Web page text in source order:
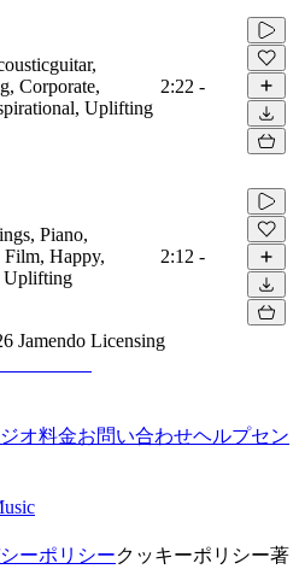
Corporate,
Uplifting
2:22 -
Piano,
Film, Happy,
Uplifting
2:12 -
Jamendo Licensing
オ料金お問い合わせヘルプセン
ーポリシークッキーポリシー著